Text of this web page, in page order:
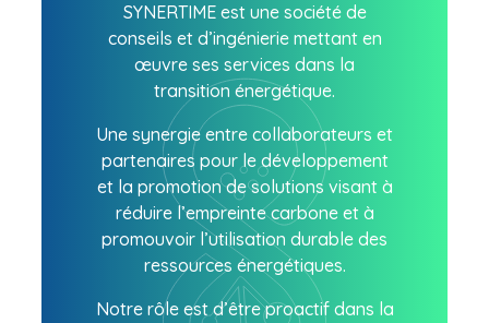
SYNERTIME est une société de
conseils et d’ingénierie mettant en
œuvre ses services dans la
transition énergétique.
Une synergie entre collaborateurs et
partenaires pour le développement
et la promotion de solutions visant à
réduire l’empreinte carbone et à
promouvoir l’utilisation durable des
ressources énergétiques.
Notre rôle est d’être proactif dans la